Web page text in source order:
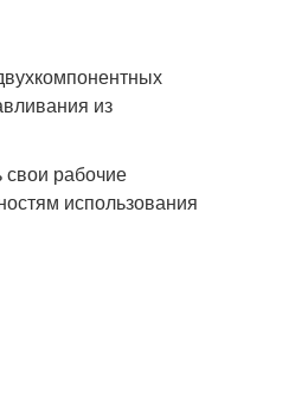
из
свои рабочие
использования